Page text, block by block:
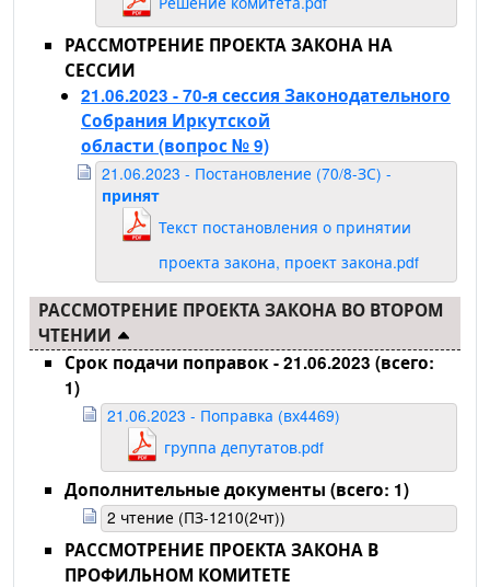
РАССМОТРЕНИЕ ПРОЕКТА ЗАКОНА НА
СЕССИИ
21.06.2023 - 70-я сессия Законодательного
Собрания Иркутской
области (вопрос № 9)
21.06.2023 - Постановление (70/8-ЗС) -
принят
Текст постановления о принятии
проекта закона, проект закона.pdf
РАССМОТРЕНИЕ ПРОЕКТА ЗАКОНА ВО ВТОРОМ
ЧТЕНИИ
Срок подачи поправок - 21.06.2023 (всего:
1)
21.06.2023 - Поправка (вх4469)
группа депутатов.pdf
Дополнительные документы (всего: 1)
2 чтение (ПЗ-1210(2чт))
РАССМОТРЕНИЕ ПРОЕКТА ЗАКОНА В
ПРОФИЛЬНОМ КОМИТЕТЕ